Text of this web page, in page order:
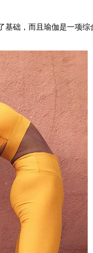
础，而且瑜伽是一项